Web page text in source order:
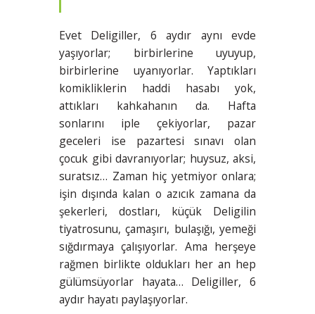
Evet Deligiller, 6 aydır aynı evde
yaşıyorlar; birbirlerine uyuyup,
birbirlerine uyanıyorlar. Yaptıkları
komikliklerin haddi hasabı yok,
attıkları kahkahanın da. Hafta
sonlarını iple çekiyorlar, pazar
geceleri ise pazartesi sınavı olan
çocuk gibi davranıyorlar; huysuz, aksi,
suratsız… Zaman hiç yetmiyor onlara;
işin dışında kalan o azıcık zamana da
şekerleri, dostları, küçük Deligilin
tiyatrosunu, çamaşırı, bulaşığı, yemeği
sığdırmaya çalışıyorlar. Ama herşeye
rağmen birlikte oldukları her an hep
gülümsüyorlar hayata… Deligiller, 6
aydır hayatı paylaşıyorlar.